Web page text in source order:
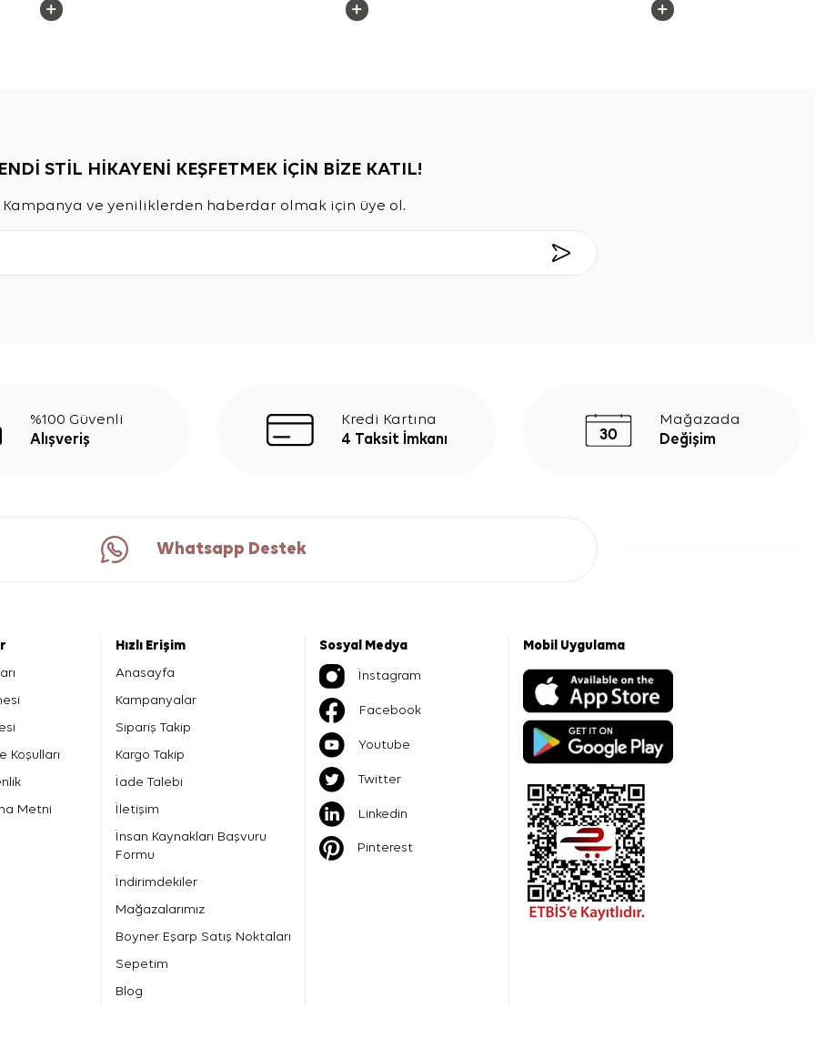
STİL HİKAYENİ KEŞFETMEK İÇİN BİZE KATIL!
Kampanya ve yeniliklerden haberdar olmak için üye ol.
%100 Güvenli
Alışveriş
Kredi Kartına
4 Taksit İmkanı
Mağazada
Değişim
Whatsapp Destek
Koşulları
Metni
Hızlı Erişim
Anasayfa
Kampanyalar
Sipariş Takip
Kargo Takip
İade Talebi
İletişim
İnsan Kaynakları Başvuru
Formu
İndirimdekiler
Mağazalarımız
Boyner Eşarp Satış Noktaları
Sepetim
Blog
Sosyal Medya
İnstagram
Facebook
Youtube
Twitter
Linkedin
Pinterest
Mobil Uygulama